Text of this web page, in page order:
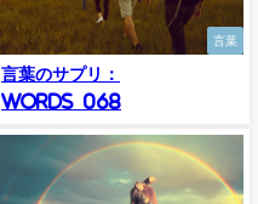
言葉
言葉のサプリ：
Words_068